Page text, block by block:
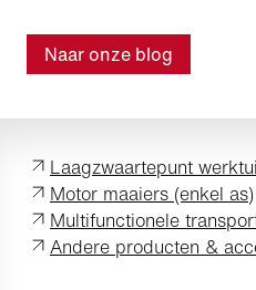
Naar onze blog
Laagzwaartepunt
Motor maaiers (enkel as)
Multifunctionele
Andere producten &